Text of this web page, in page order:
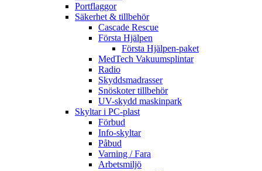
Portflaggor
Säkerhet & tillbehör
Cascade Rescue
Första Hjälpen
Första Hjälpen-paket
MedTech Vakuumsplintar
Radio
Skyddsmadrasser
Snöskoter tillbehör
UV-skydd maskinpark
Skyltar i PC-plast
Förbud
Info-skyltar
Påbud
Varning / Fara
Arbetsmiljö